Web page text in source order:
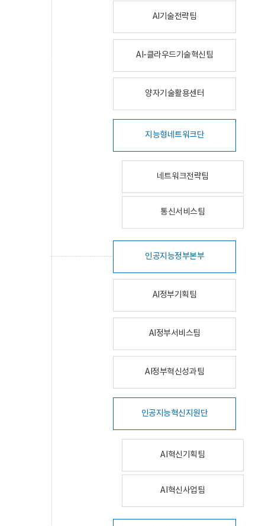
AI기술전략팀
AI-클라우드기술혁신팀
양자기술활용센터
지능형네트워크단
네트워크전략팀
통신서비스팀
인공지능정부본부
AI정부기획팀
AI정부서비스팀
AI정부혁신성과팀
인공지능혁신지원단
AI혁신기획팀
AI혁신사업팀